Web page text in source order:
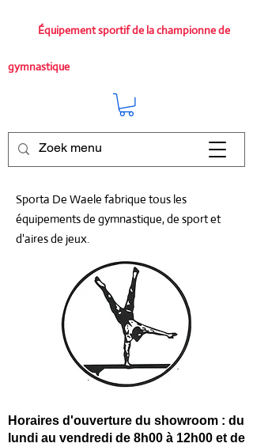
Équipement sportif de la championne de
gymnastique
Sporta De Waele fabrique tous les
équipements de gymnastique, de sport et
d'aires de jeux.
Horaires d'ouverture du showroom : du
lundi au vendredi de 8h00 à 12h00 et de